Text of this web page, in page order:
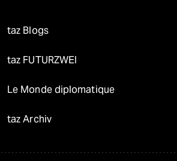
taz Blogs
taz FUTURZWEI
Le Monde diplomatique
taz Archiv